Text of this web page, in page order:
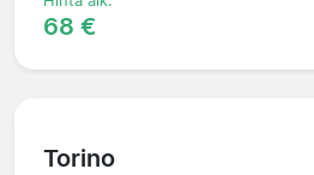
68 €
Torino